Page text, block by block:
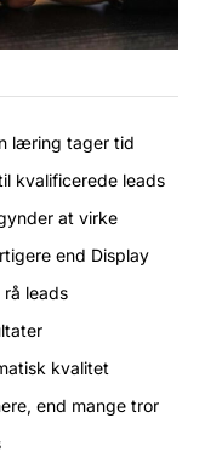
læring tager tid
kvalificerede leads
at virke
end Display
rå leads
kvalitet
end mange tror